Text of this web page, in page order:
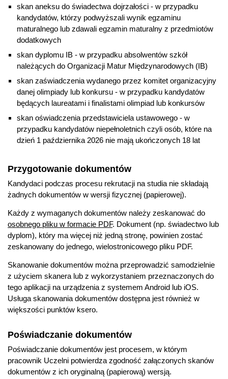
skan aneksu do świadectwa dojrzałości - w przypadku
kandydatów, którzy podwyższali wynik egzaminu
maturalnego lub zdawali egzamin maturalny z przedmiotów
dodatkowych
skan dyplomu IB - w przypadku absolwentów szkół
należących do Organizacji Matur Międzynarodowych (IB)
skan zaświadczenia wydanego przez komitet organizacyjny
danej olimpiady lub konkursu - w przypadku kandydatów
będących laureatami i finalistami olimpiad lub konkursów
skan oświadczenia przedstawiciela ustawowego - w
przypadku kandydatów niepełnoletnich czyli osób, które na
dzień 1 października 2026 nie mają ukończonych 18 lat
Przygotowanie dokumentów
Kandydaci podczas procesu rekrutacji na studia nie składają
żadnych dokumentów w wersji fizycznej (papierowej).
Każdy z wymaganych dokumentów należy zeskanować do
osobnego pliku w formacie PDF. Dokument (np. świadectwo lub
dyplom), który ma więcej niż jedną stronę, powinien zostać
zeskanowany do jednego, wielostronicowego pliku PDF.
Skanowanie dokumentów można przeprowadzić samodzielnie
z użyciem skanera lub z wykorzystaniem przeznaczonych do
tego aplikacji na urządzenia z systemem Android lub iOS.
Usługa skanowania dokumentów dostępna jest również w
większości punktów ksero.
Poświadczanie dokumentów
Poświadczanie dokumentów jest procesem, w którym
pracownik Uczelni potwierdza zgodność załączonych skanów
dokumentów z ich oryginalną (papierową) wersją.